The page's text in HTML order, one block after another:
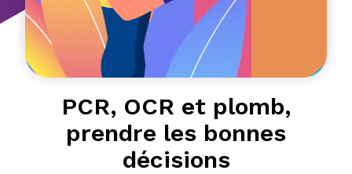
PCR, OCR et plomb,
prendre les bonnes
décisions